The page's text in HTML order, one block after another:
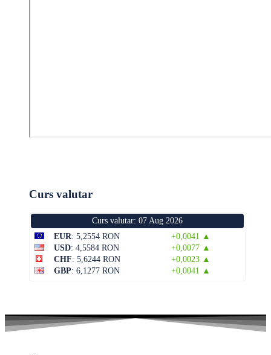
Curs valutar
Curs valutar: 07 Aug 2026
EUR: 5,2554 RON
+0,0041 ▲
USD: 4,5584 RON
+0,0077 ▲
CHF: 5,6244 RON
+0,0023 ▲
GBP: 6,1277 RON +0,0041 ▲